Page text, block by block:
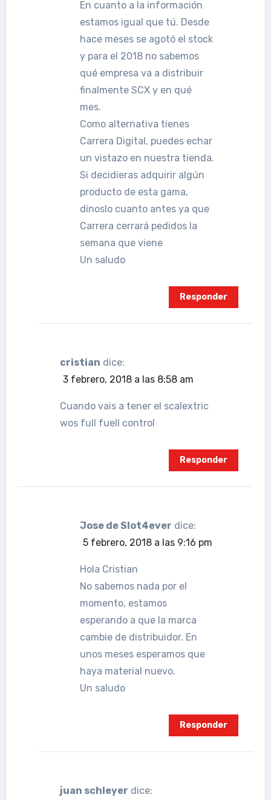
En cuanto a la información
estamos igual que tú. Desde
hace meses se agotó el stock
y para el 2018 no sabemos
qué empresa va a distribuir
finalmente SCX y en qué
mes.
Como alternativa tienes
Carrera Digital, puedes echar
un vistazo en nuestra tienda.
Si decidieras adquirir algún
producto de esta gama,
dínoslo cuanto antes ya que
Carrera cerrará pedidos la
semana que viene
Un saludo
Responder
cristian dice:
3 febrero, 2018 a las 8:58 am
Cuando vais a tener el scalextric
wos full fuell control
Responder
Jose de Slot4ever dice:
5 febrero, 2018 a las 9:16 pm
Hola Cristian
No sabemos nada por el
momento, estamos
esperando a que la marca
cambie de distribuidor. En
unos meses esperamos que
haya material nuevo.
Un saludo
Responder
juan schleyer dice: